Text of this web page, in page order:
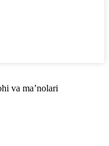
va ma’nolari